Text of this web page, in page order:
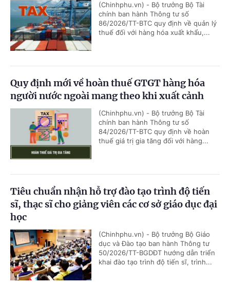
(Chinhphu.vn) - Bộ trưởng Bộ Tài
chính ban hành Thông tư số
86/2026/TT-BTC quy định về quản lý
thuế đối với hàng hóa xuất khẩu,...
Quy định mới về hoàn thuế GTGT hàng hóa
người nước ngoài mang theo khi xuất cảnh
(Chinhphu.vn) - Bộ trưởng Bộ Tài
chính ban hành Thông tư số
84/2026/TT-BTC quy định về hoàn
thuế giá trị gia tăng đối với hàng...
Tiêu chuẩn nhận hỗ trợ đào tạo trình độ tiến
sĩ, thạc sĩ cho giảng viên các cơ sở giáo dục đại
học
(Chinhphu.vn) - Bộ trưởng Bộ Giáo
dục và Đào tạo ban hành Thông tư
50/2026/TT-BGDĐT hướng dẫn triển
khai đào tạo trình độ tiến sĩ, trình...